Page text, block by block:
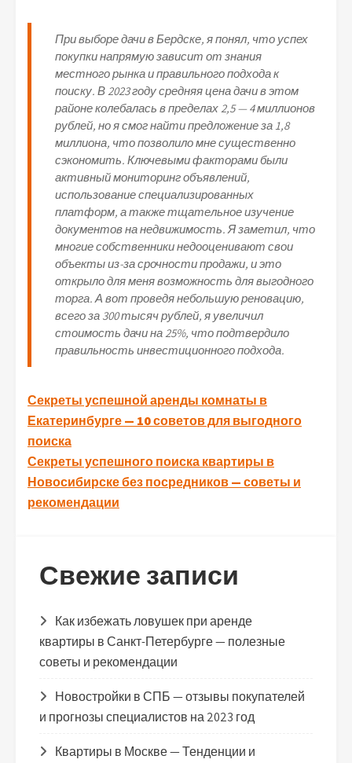
При выборе дачи в Бердске, я понял, что успех
покупки напрямую зависит от знания
местного рынка и правильного подхода к
поиску. В 2023 году средняя цена дачи в этом
районе колебалась в пределах 2,5 — 4 миллионов
рублей, но я смог найти предложение за 1,8
миллиона, что позволило мне существенно
сэкономить. Ключевыми факторами были
активный мониторинг объявлений,
использование специализированных
платформ, а также тщательное изучение
документов на недвижимость. Я заметил, что
многие собственники недооценивают свои
объекты из-за срочности продажи, и это
открыло для меня возможность для выгодного
торга. А вот проведя небольшую реновацию,
всего за 300 тысяч рублей, я увеличил
стоимость дачи на 25%, что подтвердило
правильность инвестиционного подхода.
Навигация
по
записям
Секреты успешной аренды комнаты в
Екатеринбурге — 10 советов для выгодного
поиска
Секреты успешного поиска квартиры в
Новосибирске без посредников — советы и
рекомендации
Свежие записи
Как избежать ловушек при аренде
квартиры в Санкт-Петербурге — полезные
советы и рекомендации
Новостройки в СПБ — отзывы покупателей
и прогнозы специалистов на 2023 год
Квартиры в Москве — Тенденции и